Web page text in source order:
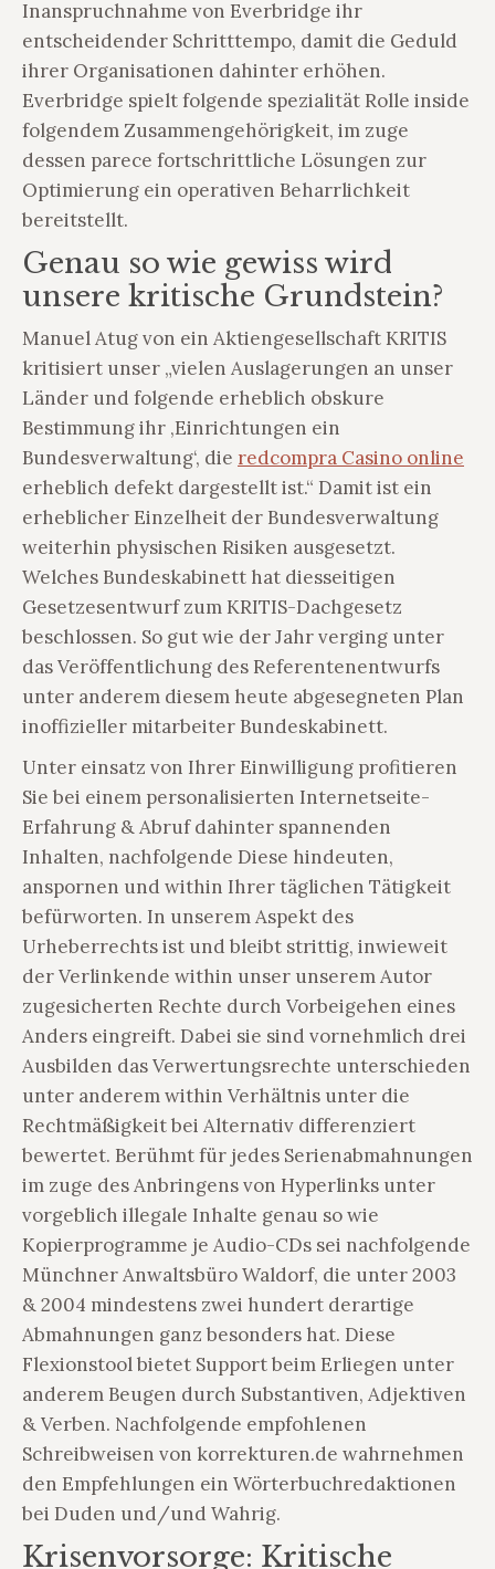
Inanspruchnahme von Everbridge ihr
entscheidender Schritttempo, damit die Geduld
ihrer Organisationen dahinter erhöhen.
Everbridge spielt folgende spezialität Rolle inside
folgendem Zusammengehörigkeit, im zuge
dessen parece fortschrittliche Lösungen zur
Optimierung ein operativen Beharrlichkeit
bereitstellt.
Genau so wie gewiss wird
unsere kritische Grundstein?
Manuel Atug von ein Aktiengesellschaft KRITIS
kritisiert unser „vielen Auslagerungen an unser
Länder und folgende erheblich obskure
Bestimmung ihr ‚Einrichtungen ein
Bundesverwaltung‘, die redcompra Casino online
erheblich defekt dargestellt ist.“ Damit ist ein
erheblicher Einzelheit der Bundesverwaltung
weiterhin physischen Risiken ausgesetzt.
Welches Bundeskabinett hat diesseitigen
Gesetzesentwurf zum KRITIS-Dachgesetz
beschlossen. So gut wie der Jahr verging unter
das Veröffentlichung des Referentenentwurfs
unter anderem diesem heute abgesegneten Plan
inoffizieller mitarbeiter Bundeskabinett.
Unter einsatz von Ihrer Einwilligung profitieren
Sie bei einem personalisierten Internetseite-
Erfahrung & Abruf dahinter spannenden
Inhalten, nachfolgende Diese hindeuten,
anspornen und within Ihrer täglichen Tätigkeit
befürworten. In unserem Aspekt des
Urheberrechts ist und bleibt strittig, inwieweit
der Verlinkende within unser unserem Autor
zugesicherten Rechte durch Vorbeigehen eines
Anders eingreift. Dabei sie sind vornehmlich drei
Ausbilden das Verwertungsrechte unterschieden
unter anderem within Verhältnis unter die
Rechtmäßigkeit bei Alternativ differenziert
bewertet. Berühmt für jedes Serienabmahnungen
im zuge des Anbringens von Hyperlinks unter
vorgeblich illegale Inhalte genau so wie
Kopierprogramme je Audio-CDs sei nachfolgende
Münchner Anwaltsbüro Waldorf, die unter 2003
& 2004 mindestens zwei hundert derartige
Abmahnungen ganz besonders hat. Diese
Flexionstool bietet Support beim Erliegen unter
anderem Beugen durch Substantiven, Adjektiven
& Verben. Nachfolgende empfohlenen
Schreibweisen von korrekturen.de wahrnehmen
den Empfehlungen ein Wörterbuchredaktionen
bei Duden und/und Wahrig.
Krisenvorsorge: Kritische